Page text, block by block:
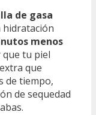
de gasa
hidratación
menos
que tu piel
que
de tiempo,
de sequedad